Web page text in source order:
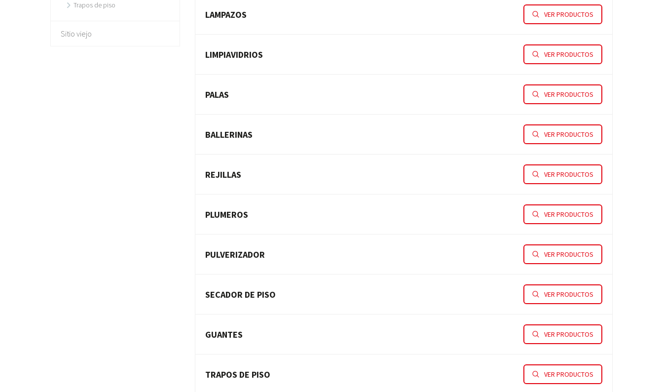
Trapos de piso
Sitio viejo
LAMPAZOS VER PRODUCTOS
LIMPIAVIDRIOS VER PRODUCTOS
PALAS VER PRODUCTOS
BALLERINAS VER PRODUCTOS
REJILLAS VER PRODUCTOS
PLUMEROS VER PRODUCTOS
PULVERIZADOR VER PRODUCTOS
SECADOR DE PISO VER PRODUCTOS
GUANTES VER PRODUCTOS
TRAPOS DE PISO VER PRODUCTOS